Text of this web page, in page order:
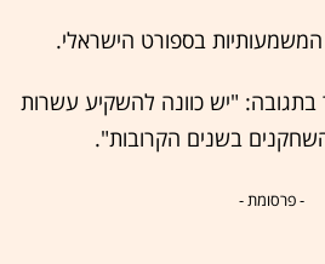
בספורט הישראלי.
"יש כוונה להשקיע עשרות
השחקנים בשנים הקרובות".
- פרסומת -